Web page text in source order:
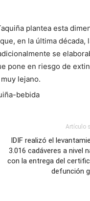
plantea esta
en la última década,
se
pone en riesgo de
lejano.
Artículo
IDIF realizó el
3.016 cadáveres a nivel
con la entrega del
defunción